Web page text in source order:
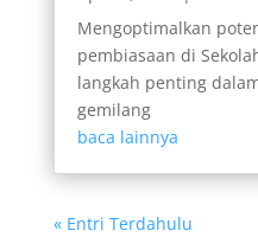
Mengoptimalkan
pembiasaan di
langkah penting
gemilang
baca lainnya
« Entri Terdahulu